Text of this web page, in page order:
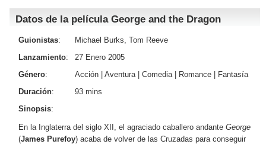
Datos de la película George and the Dragon
Guionistas:
Michael Burks, Tom Reeve
Lanzamiento:
27 Enero 2005
Género: Acción Aventura| Comedia| Romance
Fantasía
Duración:
93 mins
Sinopsis:
En la Inglaterra del siglo XII, el agraciado caballero andante George
(James Purefoy) acaba de volver de las Cruzadas para conseguir